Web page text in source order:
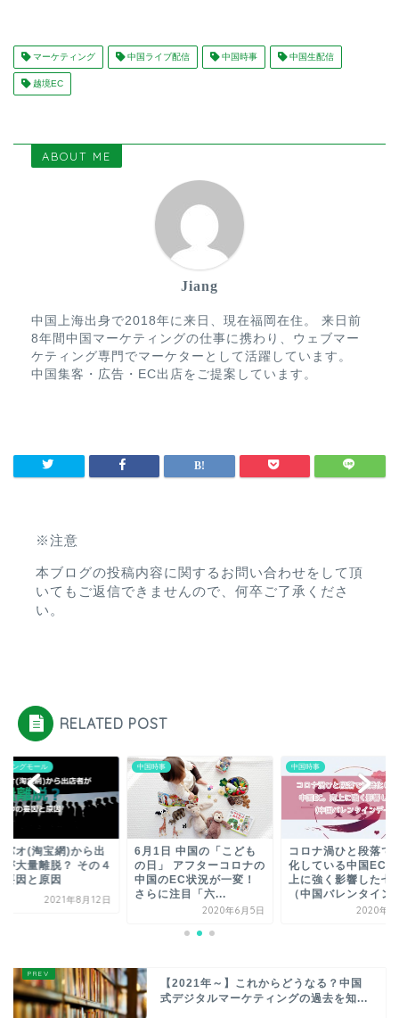
マーケティング 中国ライブ配信 中国時事 中国生配信
越境EC
ABOUT ME
Jiang
中国上海出身で2018年に来日、現在福岡在住。 来日前
8年間中国マーケティングの仕事に携わり、ウェブマー
ケティング専門でマーケターとして活躍しています。
中国集客・広告・EC出店をご提案しています。
※注意
本ブログの投稿内容に関するお問い合わせをして頂
いてもご返信できませんので、何卒ご了承くださ
い。
RELATED POST
ピングモール
バオ(淘宝網)から出
が大量離脱？ その４
要因と原因
2021年8月12日
中国時事
6月1日 中国の「こども
の日」 アフターコロナの
中国のEC状況が一変！
さらに注目「六...
2020年6月5日
中国時事
コロナ渦ひと段落で
化している中国EC
上に強く影響した七
（中国バレンタイン
2020年9
【2021年～】これからどうなる？中国
式デジタルマーケティングの過去を知...